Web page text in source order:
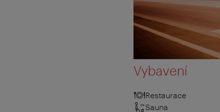
Vybavení
Restaurace
Sauna